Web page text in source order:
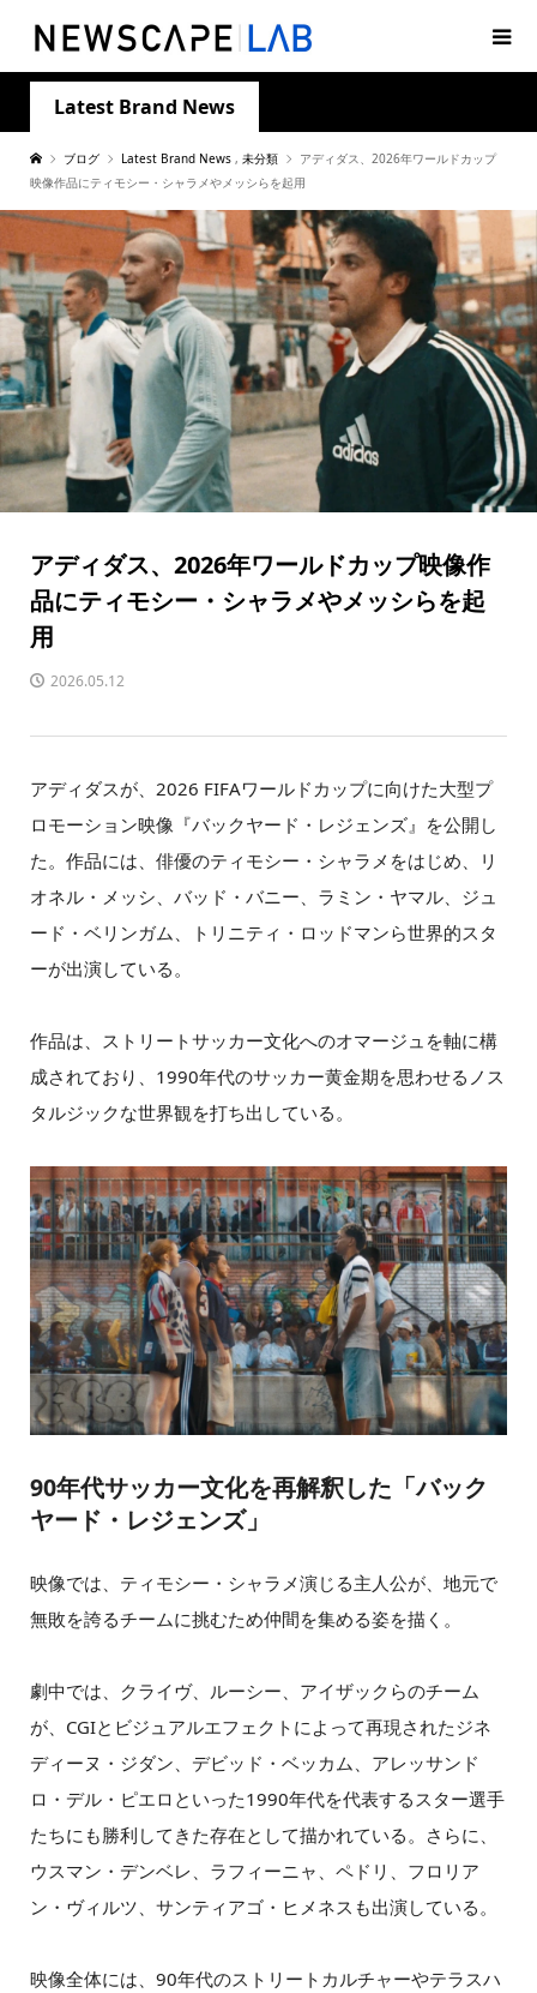
Latest Brand News
ブログ Latest Brand News , 未分類
アディダス、2026年ワールドカップ
映像作品にティモシー・シャラメやメッシらを起用
アディダス、2026年ワールドカップ映像作
品にティモシー・シャラメやメッシらを起
用
2026.05.12
アディダスが、2026 FIFAワールドカップに向けた大型プ
ロモーション映像『バックヤード・レジェンズ』を公開し
た。作品には、俳優のティモシー・シャラメをはじめ、リ
オネル・メッシ、バッド・バニー、ラミン・ヤマル、ジュ
ード・ベリンガム、トリニティ・ロッドマンら世界的スタ
ーが出演している。
作品は、ストリートサッカー文化へのオマージュを軸に構
成されており、1990年代のサッカー黄金期を思わせるノス
タルジックな世界観を打ち出している。
90年代サッカー文化を再解釈した「バック
ヤード・レジェンズ」
映像では、ティモシー・シャラメ演じる主人公が、地元で
無敗を誇るチームに挑むため仲間を集める姿を描く。
劇中では、クライヴ、ルーシー、アイザックらのチーム
が、CGIとビジュアルエフェクトによって再現されたジネ
ディーヌ・ジダン、デビッド・ベッカム、アレッサンド
ロ・デル・ピエロといった1990年代を代表するスター選手
たちにも勝利してきた存在として描かれている。さらに、
ウスマン・デンベレ、ラフィーニャ、ペドリ、フロリア
ン・ヴィルツ、サンティアゴ・ヒメネスも出演している。
映像全体には、90年代のストリートカルチャーやテラスハ